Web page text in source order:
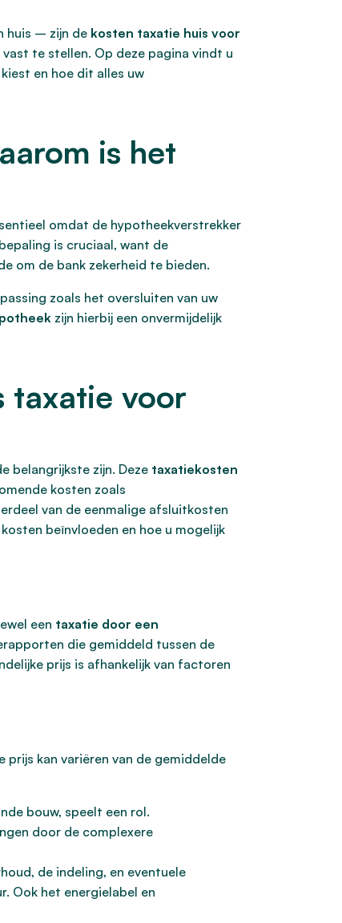
huis – zijn de kosten taxatie huis voor
te stellen. Op deze pagina vindt u
en hoe dit alles uw
is het
omdat de hypotheekverstrekker
is cruciaal, want de
om de bank zekerheid te bieden.
zoals het oversluiten van uw
zijn hierbij een onvermijdelijk
taxatie voor
belangrijkste zijn. Deze taxatiekosten
kosten zoals
van de eenmalige afsluitkosten
beïnvloeden en hoe u mogelijk
een taxatie door een
die gemiddeld tussen de
prijs is afhankelijk van factoren
kan variëren van de gemiddelde
bouw, speelt een rol.
door de complexere
de indeling, en eventuele
Ook het energielabel en